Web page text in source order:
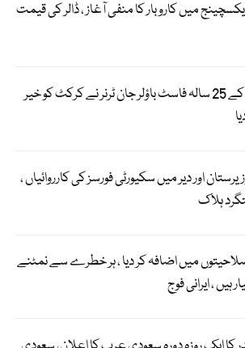
میں کاروبار کا منفی آغاز ، ڈالر کی قیمت
انگلینڈ کے 25 سالہ فاسٹ باؤلر جان ٹرنر نے کرکٹ کو خیر
اور دیر میں سکیورٹی فورسز کی کارروائیاں ،
میں اضافہ کر دیا ، ہر خطرے سے نمٹنے
ہیں ، ایرانی فوج